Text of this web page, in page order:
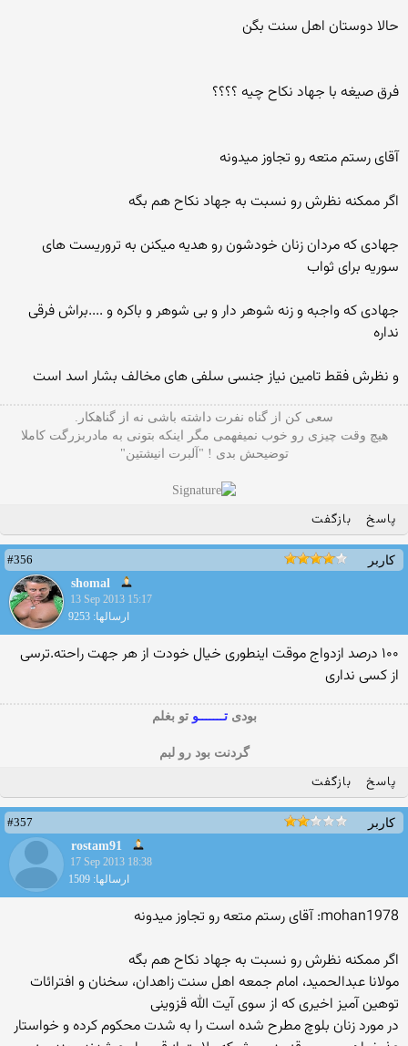
حالا دوستان اهل سنت بگن
فرق صیغه با جهاد نکاح چیه ؟؟؟؟
آقای رستم متعه رو تجاوز میدونه
اگر ممکنه نظرش رو نسبت به جهاد نکاح هم بگه
جهادی که مردان زنان خودشون رو هدیه میکنن به تروریست های
سوریه برای ثواب
جهادی که واجبه و زنه شوهر دار و بی شوهر و باکره و ....براش فرقی
نداره
و نظرش فقط تامین نیاز جنسی سلفی های مخالف بشار اسد است
سعی کن از گناه نفرت داشته باشی نه از گناهکار.
هیچ وقت چیزی رو خوب نمیفهمی مگر اینکه بتونی به مادربزرگت کاملا
توضیحش بدی ! "آلبرت انیشتین"
پاسخ بازگفت
کاربر
#356
shomal
13 Sep 2013 15:17
ارسالها: 9253
۱۰۰ درصد ازدواج موقت اینطوری خیال خودت از هر جهت راحته.ترسی
از کسی نداری
بودیتـــــــوتو بغلم
گردنت بود رو لبم
پاسخ بازگفت
کاربر
#357
rostam91
17 Sep 2013 18:38
ارسالها: 1509
mohan1978: آقای رستم متعه رو تجاوز میدونه
اگر ممکنه نظرش رو نسبت به جهاد نکاح هم بگه
مولانا عبدالحمید، امام جمعه اهل سنت زاهدان، سخنان و افترائات
توهین آمیز اخیری که از سوی آیت الله قزوینی
در مورد زنان بلوچ مطرح شده است را به شدت محکوم کرده و خواستار